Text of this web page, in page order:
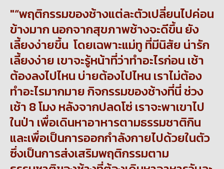
“พฤติกรรมของช้างแต่ละตัวเปลี่ยนไปค่อน
ข้างมาก นอกจากสุขภาพช้างจะดีขึ้น ยัง
เลี้ยงง่ายขึ้น โดยเฉพาะแม่ทู ที่มีนิสัย น่ารัก
เลี้ยงง่าย เขาจะรู้หน้าที่ว่าทำอะไรก่อน เช้า
ต้องลงไปไหน บ่ายต้องไปไหน เราไม่ต้อง
ทำอะไรมากมาย กิจกรรมของช้างที่นี่ ช่วง
เช้า 8 โมง หลังจากปลดโซ่ เราจะพาเขาไป
ในป่า เพื่อเดินหาอาหารตามธรรมชาติกิน
และเพื่อเป็นการออกกำลังกายไปด้วยในตัว
ซึ่งเป็นการส่งเสริมพฤติกรรมตาม